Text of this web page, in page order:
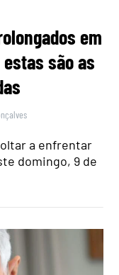
em
são as
a enfrentar
domingo, 9 de